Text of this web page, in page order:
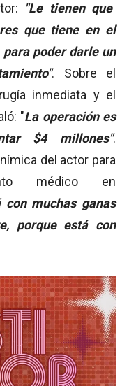
"Le tienen que
que tiene en el
poder darle un
. Sobre el
inmediata y el
"La operación es
$4 millones".
del actor para
médico en
con muchas ganas
porque está con